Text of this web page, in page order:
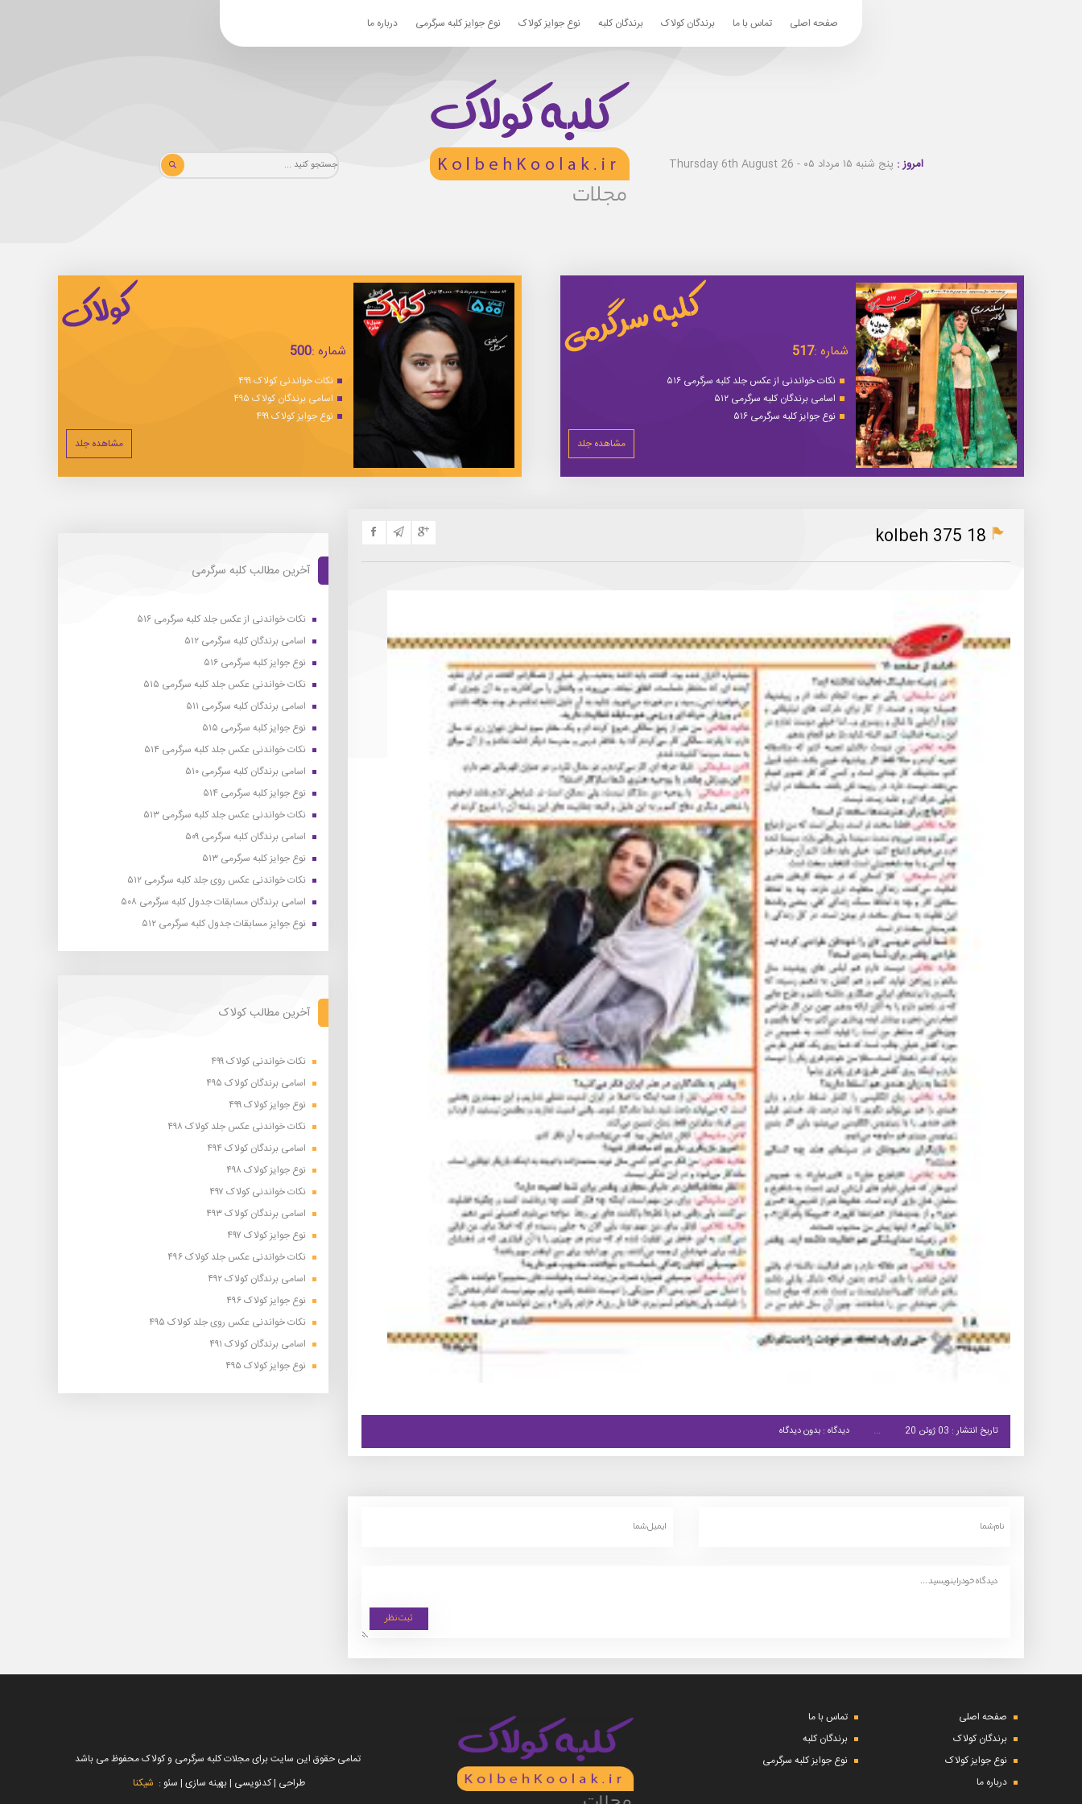
صفحه اصلی تماس با ما برندگان کولاک برندگان کلبه نوع جوایز کولاک نوع جوایز کلبه سرگرمی درباره ما
امروز : پنج شنبه ۱۵ مرداد ۰۵ - Thursday 6th August 26
شماره :517
نکات خواندنی از عکس جلد کلبه سرگرمی ۵۱۶
اسامی برندگان کلبه سرگرمی ۵۱۲
نوع جوایز کلبه سرگرمی ۵۱۶
مشاهده جلد
شماره :500
نکات خواندنی کولاک ۴۹۹
اسامی برندگان کولاک ۴۹۵
نوع جوایز کولاک ۴۹۹
مشاهده جلد
kolbeh 375 18
تاریخ انتشار : 03 ژوئن 20 دیدگاه : بدون دیدگاه
آخرین مطالب کلبه سرگرمی
نکات خواندنی از عکس جلد کلبه سرگرمی ۵۱۶
اسامی برندگان کلبه سرگرمی ۵۱۲
نوع جوایز کلبه سرگرمی ۵۱۶
نکات خواندنی عکس جلد کلبه سرگرمی ۵۱۵
اسامی برندگان کلبه سرگرمی ۵۱۱
نوع جوایز کلبه سرگرمی ۵۱۵
نکات خواندنی عکس جلد کلبه سرگرمی ۵۱۴
اسامی برندگان کلبه سرگرمی ۵۱۰
نوع جوایز کلبه سرگرمی ۵۱۴
نکات خواندنی عکس جلد کلبه سرگرمی ۵۱۳
اسامی برندگان کلبه سرگرمی ۵۰۹
نوع جوایز کلبه سرگرمی ۵۱۳
نکات خواندنی عکس روی جلد کلبه سرگرمی ۵۱۲
اسامی برندگان مسابقات جدول کلبه سرگرمی ۵۰۸
نوع جوایز مسابقات جدول کلبه سرگرمی ۵۱۲
آخرین مطالب کولاک
نکات خواندنی کولاک ۴۹۹
اسامی برندگان کولاک ۴۹۵
نوع جوایز کولاک ۴۹۹
نکات خواندنی عکس جلد کولاک ۴۹۸
اسامی برندگان کولاک ۴۹۴
نوع جوایز کولاک ۴۹۸
نکات خواندنی کولاک ۴۹۷
اسامی برندگان کولاک ۴۹۳
نوع جوایز کولاک ۴۹۷
نکات خواندنی عکس جلد کولاک ۴۹۶
اسامی برندگان کولاک ۴۹۲
نوع جوایز کولاک ۴۹۶
نکات خواندنی عکس روی جلد کولاک ۴۹۵
اسامی برندگان کولاک ۴۹۱
نوع جوایز کولاک ۴۹۵
صفحه اصلی
تماس با ما
برندگان کولاک
برندگان کلبه
نوع جوایز کولاک
نوع جوایز کلبه سرگرمی
درباره ما
تمامی حقوق این سایت برای مجلات کلبه سرگرمی و کولاک محفوظ می باشد
طراحی | کدنویسی | بهینه سازی | سئو : شیکنا